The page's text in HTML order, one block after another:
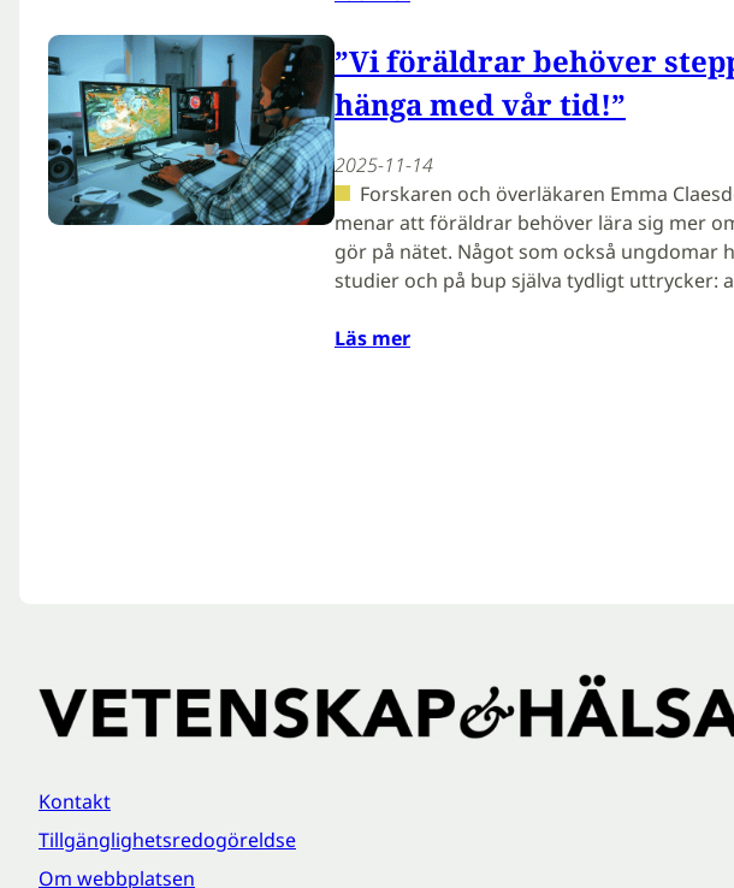
”Vi föräldrar behöver
hänga med vår tid!”
2025-11-14
Forskaren och överläkaren Emma
menar att föräldrar behöver lära sig mer
gör på nätet. Något som också ungdomar
studier och på bup själva tydligt uttrycker:
Läs mer
Kontakt
Tillgänglighetsredogöreldse
Om webbplatsen